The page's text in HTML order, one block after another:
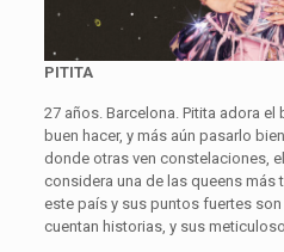
PITITA
27 años. Barcelona. Pitita adora el
buen hacer, y más aún pasarlo
donde otras ven constelaciones,
considera una de las queens más
este país y sus puntos fuertes
cuentan historias, y sus